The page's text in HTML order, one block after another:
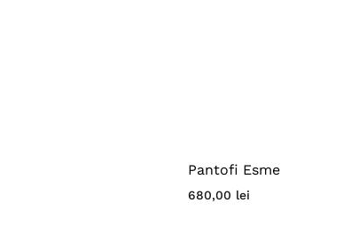
Pantofi Esme
680,00 lei